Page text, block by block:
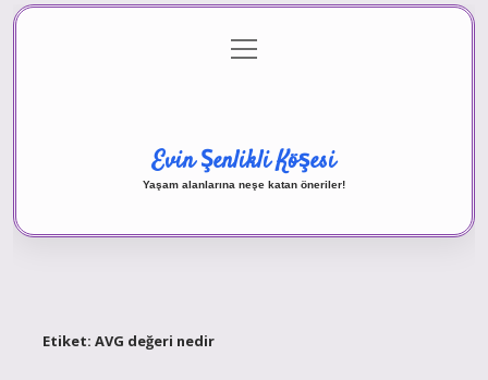
Gizlilik Politikası
menüyü
aç
Evin Şenlikli Köşesi
Yaşam alanlarına neşe katan öneriler!
Etiket: AVG değeri nedir